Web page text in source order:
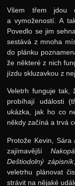
Všem třem jdou
a vymožeností. A
Povedlo se jim
sestává z mnoha
do plánku
že některé z nich
jízdu skluzavkou z
Veletrh funguje tak,
probíhají události
ukázka, jak ho co
někdy začíná a trvá
Protože Kevin,
zajímavější
Deštiodolný zápisník
veletrhu plánovat
strávit na nějaké